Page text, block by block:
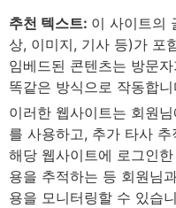
추천 텍스트: 이 사이트의
상, 이미지, 기사 등)가 포
임베드된 콘텐츠는 방문
똑같은 방식으로 작동합니
이러한 웹사이트는 회원
를 사용하고, 추가 타사
해당 웹사이트에 로그인
용을 추적하는 등 회원님
용을 모니터링할 수 있습